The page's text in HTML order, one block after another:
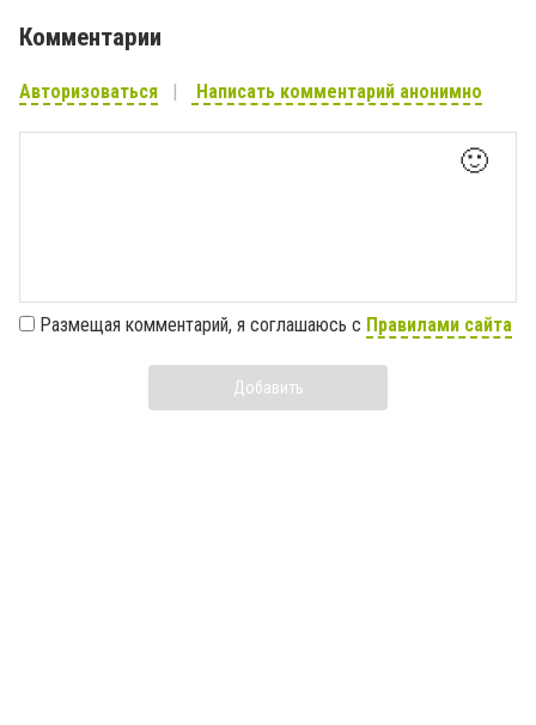
Комментарии
Авторизоваться Написать комментарий анонимно
🙂
Размещая комментарий, я соглашаюсь с Правилами сайта
Добавить